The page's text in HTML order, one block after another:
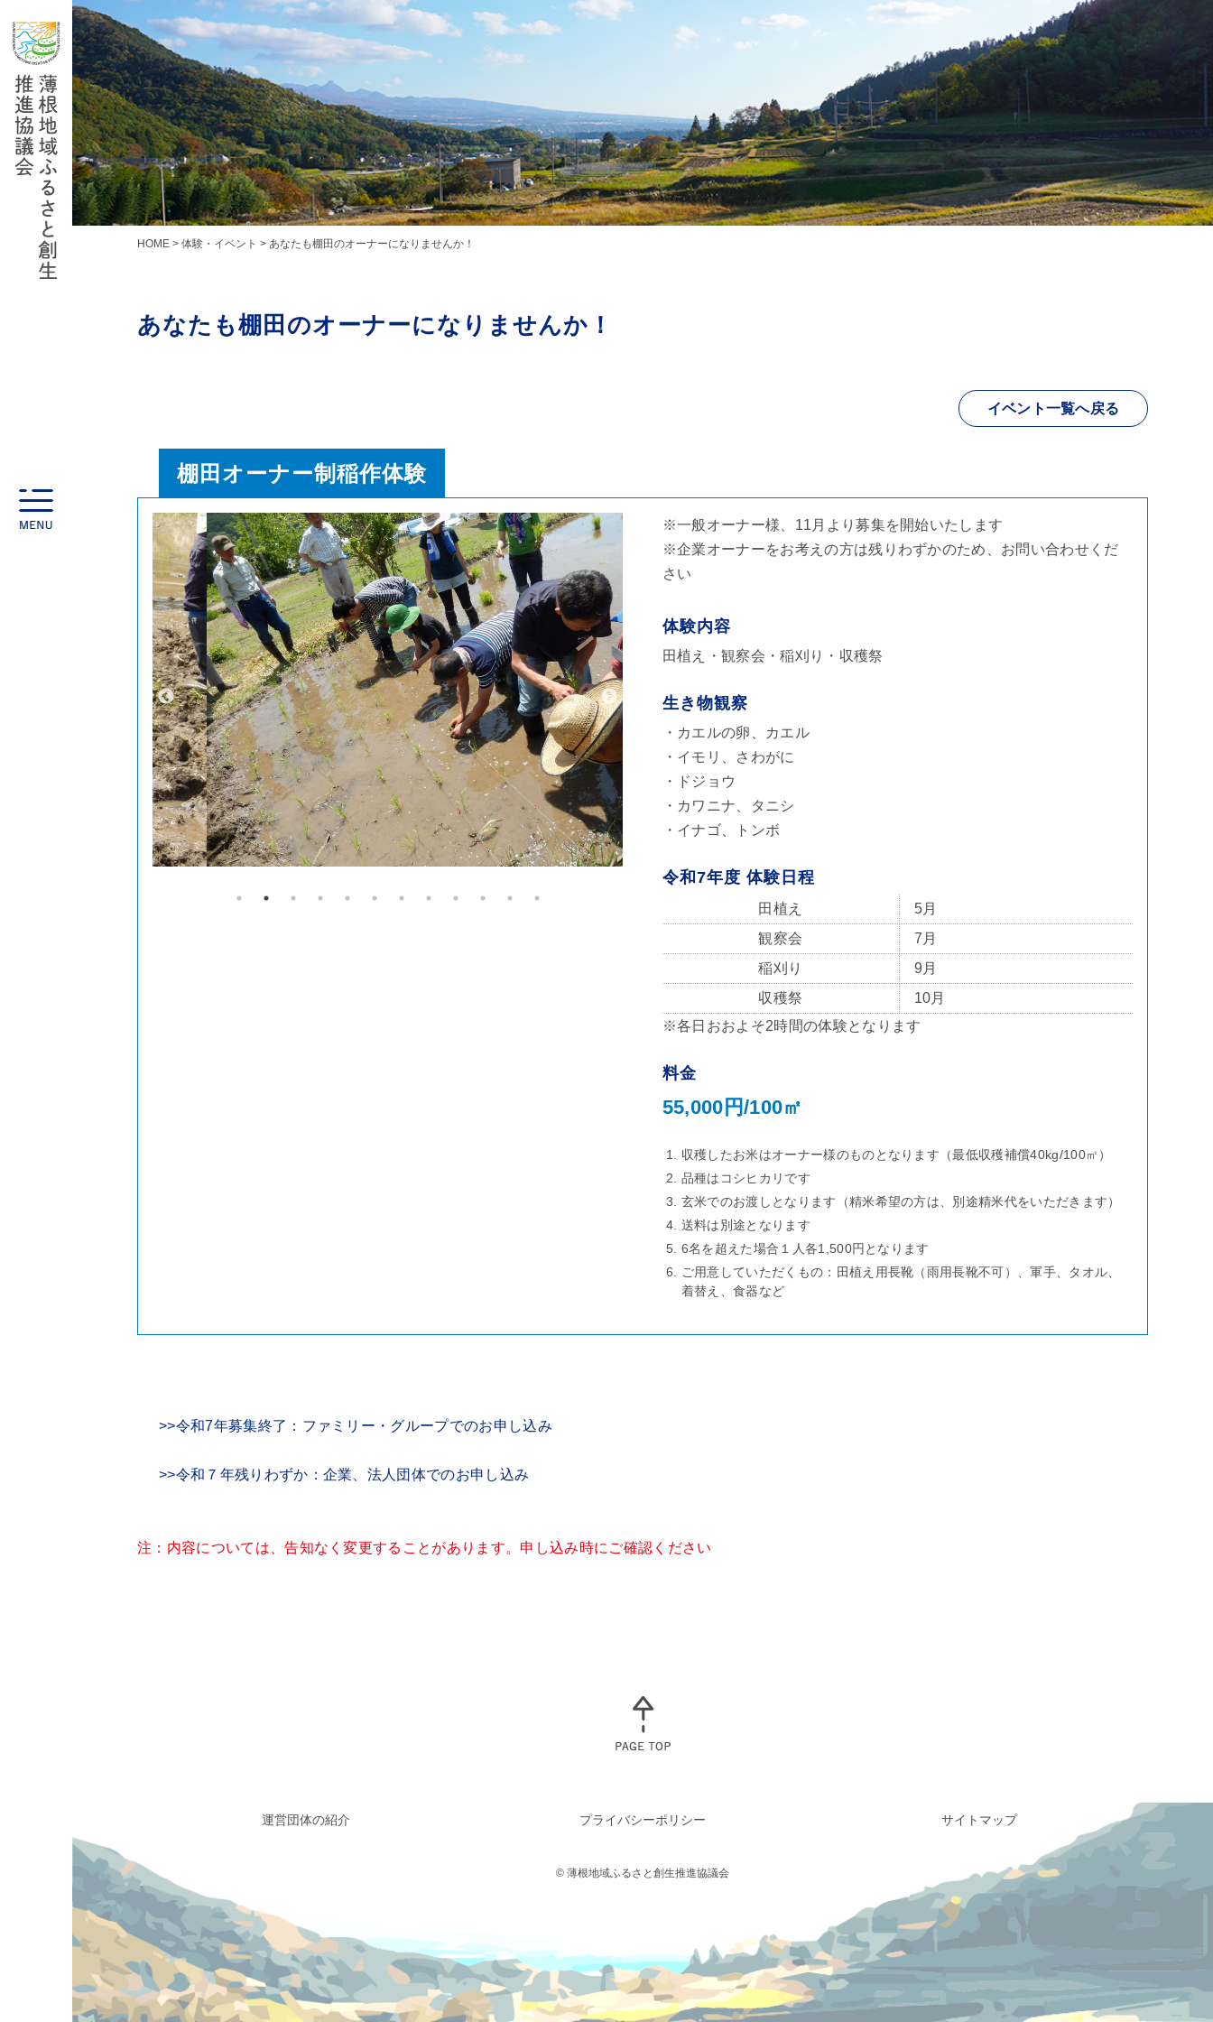
content
toggle
navigation
HOME > 体験・イベント > あなたも棚田のオーナーになりませんか！
あなたも棚田のオーナーになりませんか！
イベント一覧へ戻る
棚田オーナー制稲作体験
※一般オーナー様、11月より募集を開始いたします
※企業オーナーをお考えの方は残りわずかのため、お問い合わせくだ
さい
体験内容
田植え・観察会・稲刈り・収穫祭
生き物観察
・カエルの卵、カエル
・イモリ、さわがに
・ドジョウ
・カワニナ、タニシ
・イナゴ、トンボ
令和7年度 体験日程
田植え
5月
観察会
7月
稲刈り
9月
収穫祭
10月
※各日おおよそ2時間の体験となります
料金
55,000円/100㎡
収穫したお米はオーナー様のものとなります（最低収穫補償40kg/100㎡）
品種はコシヒカリです
玄米でのお渡しとなります（精米希望の方は、別途精米代をいただきます）
送料は別途となります
6名を超えた場合１人各1,500円となります
ご用意していただくもの：田植え用長靴（雨用長靴不可）、軍手、タオル、
着替え、食器など
>>令和7年募集終了：ファミリー・グループでのお申し込み
>>令和７年残りわずか：企業、法人団体でのお申し込み
注：内容については、告知なく変更することがあります。申し込み時にご確認ください
運営団体の紹介 プライバシーポリシー サイトマップ
© 薄根地域ふるさと創生推進協議会